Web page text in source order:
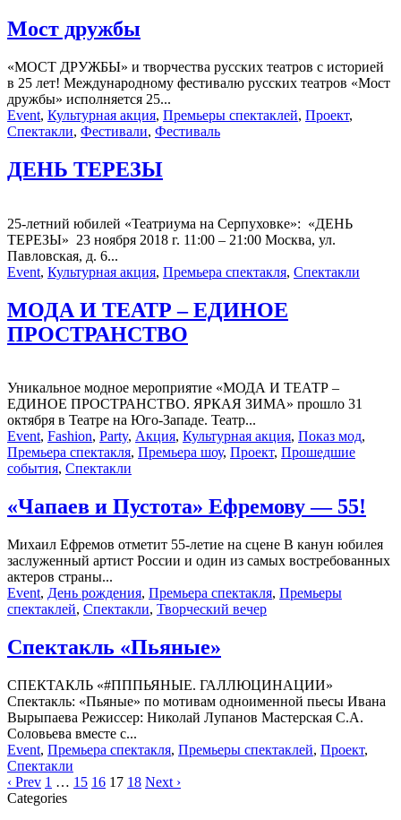
Мост дружбы
«МОСТ ДРУЖБЫ» и творчества русских театров с историей
в 25 лет! Международному фестивалю русских театров «Мост
дружбы» исполняется 25...
Event, Культурная акция, Премьеры спектаклей, Проект,
Спектакли, Фестивали, Фестиваль
ДЕНЬ ТЕРЕЗЫ
25-летний юбилей «Театриума на Серпуховке»: «ДЕНЬ
ТЕРЕЗЫ» 23 ноября 2018 г. 11:00 – 21:00 Москва, ул.
Павловская, д. 6...
Event, Культурная акция, Премьера спектакля, Спектакли
МОДА И ТЕАТР – ЕДИНОЕ
ПРОСТРАНСТВО
Уникальное модное мероприятие «МОДА И ТЕАТР –
ЕДИНОЕ ПРОСТРАНСТВО. ЯРКАЯ ЗИМА» прошло 31
октября в Театре на Юго-Западе. Театр...
Event, Fashion, Party, Акция, Культурная акция, Показ мод,
Премьера спектакля, Премьера шоу, Проект, Прошедшие
события, Спектакли
«Чапаев и Пустота» Ефремову — 55!
Михаил Ефремов отметит 55-летие на сцене В канун юбилея
заслуженный артист России и один из самых востребованных
актеров страны...
Event, День рождения, Премьера спектакля, Премьеры
спектаклей, Спектакли, Творческий вечер
Спектакль «Пьяные»
СПЕКТАКЛЬ «#ПППЬЯНЫЕ. ГАЛЛЮЦИНАЦИИ»
Спектакль: «Пьяные» по мотивам одноименной пьесы Ивана
Вырыпаева Режиссер: Николай Лупанов Мастерская С.А.
Соловьева вместе с...
Event, Премьера спектакля, Премьеры спектаклей, Проект,
Спектакли
‹ Prev 1 … 15 16 17 18 Next ›
Categories